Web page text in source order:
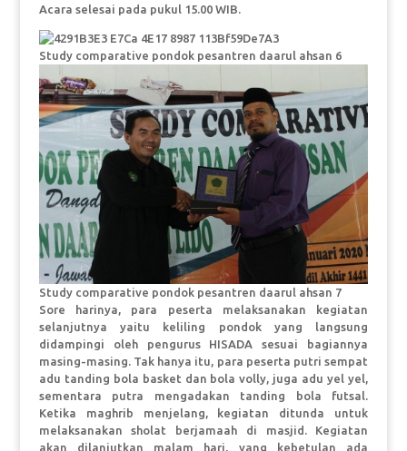
Acara selesai pada pukul 15.00 WIB.
Study comparative pondok pesantren daarul ahsan 6
Study comparative pondok pesantren daarul ahsan 7
Sore harinya, para peserta melaksanakan kegiatan
selanjutnya yaitu keliling pondok yang langsung
didampingi oleh pengurus HISADA sesuai bagiannya
masing-masing. Tak hanya itu, para peserta putri sempat
adu tanding bola basket dan bola volly, juga adu yel yel,
sementara putra mengadakan tanding bola futsal.
Ketika maghrib menjelang, kegiatan ditunda untuk
melaksanakan sholat berjamaah di masjid. Kegiatan
akan dilanjutkan malam hari, yang kebetulan ada